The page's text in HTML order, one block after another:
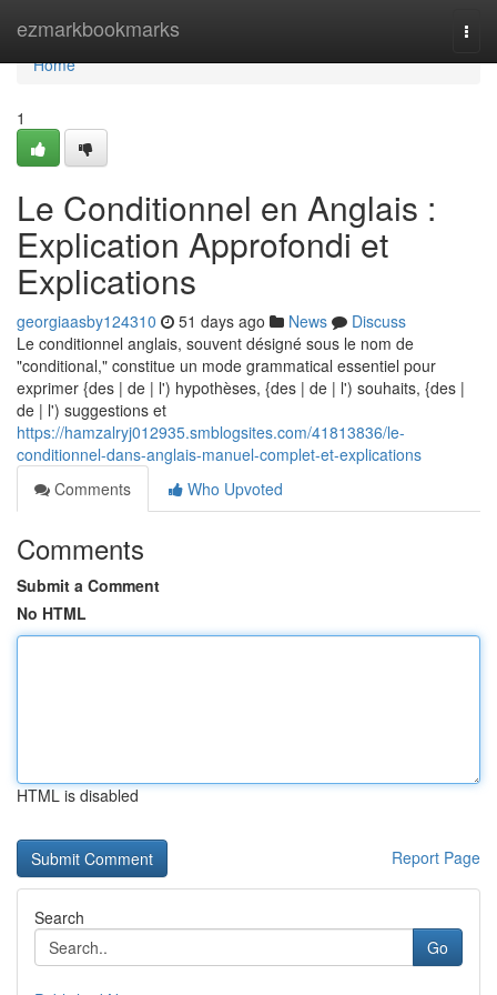
ezmarkbookmarks
Home
Home
1
Le Conditionnel en Anglais :
Explication Approfondi et
Explications
georgiaasby124310 51 days ago News
Discuss
Le conditionnel anglais, souvent désigné sous le nom de
"conditional," constitue un mode grammatical essentiel pour
exprimer {des | de | l') hypothèses, {des | de | l') souhaits, {des |
de | l') suggestions et
https://hamzalryj012935.smblogsites.com/41813836/le-
conditionnel-dans-anglais-manuel-complet-et-explications
Comments
Who Upvoted
Comments
Submit a Comment
No HTML
HTML is disabled
Report Page
Search
Go